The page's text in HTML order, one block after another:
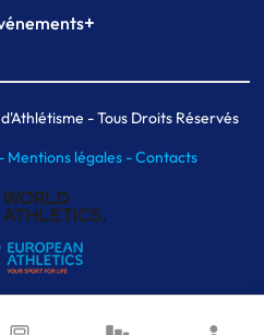
Formation
+
Paris indoor
de Paris- Tous Droits Réservés
Mentions légales -Contacts